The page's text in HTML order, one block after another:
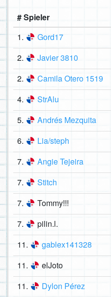
# Spieler
1.
Gord17
2. Javier 3810
2. Camila Otero 1519
4. StrAlu
5. Andrés Mezquita
6. Lia/steph
7. Angie Tejeira
7. Stitch
7. Tommy!!!
7. pilin.l.
11. gablex141328
11. elJoto
11. Dylon Pérez